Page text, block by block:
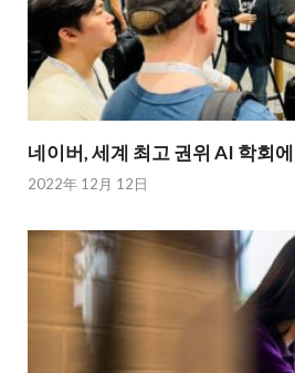
네이버, 세계 최고 권위 AI 학회
2022年 12月 12日